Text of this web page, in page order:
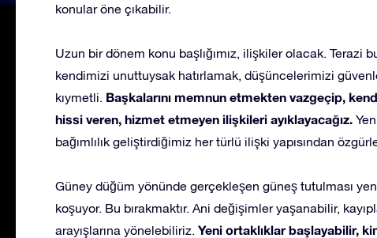
konular öne çıkabilir.
Uzun bir dönem konu başlığımız, ilişkiler olacak.
kendimizi unuttuysak hatırlamak, düşüncelerimizi
kıymetli. Başkalarını memnun etmekten vazgeçip,
hissi veren, hizmet etmeyen ilişkileri ayıklayacağız.
bağımlılık geliştirdiğimiz her türlü ilişki yapısından
Güney düğüm yönünde gerçekleşen güneş tutulması
koşuyor. Bu bırakmaktır. Ani değişimler yaşanabilir,
arayışlarına yönelebiliriz. Yeni ortaklıklar başlayabilir,